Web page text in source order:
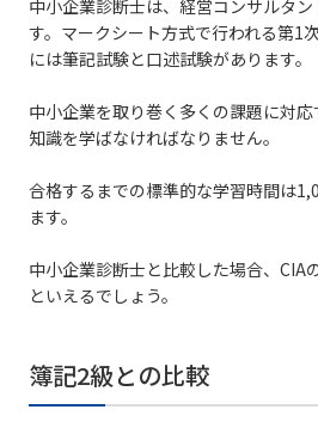
中小企業診断士は、経営コンサルタ
す。マークシート方式で行われる第1
には筆記試験と口述試験があります。
中小企業を取り巻く多くの課題に対
知識を学ばなければなりません。
合格するまでの標準的な学習時間は
ます。
中小企業診断士と比較した場合、CIA
といえるでしょう。
簿記2級との比較